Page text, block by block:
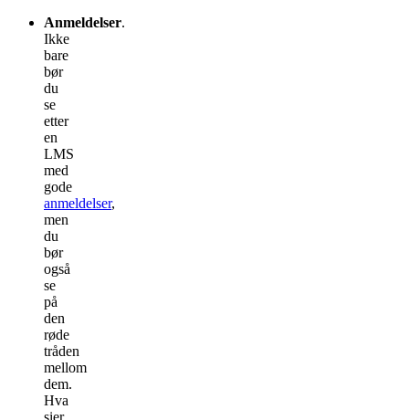
Anmeldelser.
Ikke
bare
bør
du
se
etter
en
LMS
med
gode
anmeldelser,
men
du
bør
også
se
på
den
røde
tråden
mellom
dem.
Hva
sier